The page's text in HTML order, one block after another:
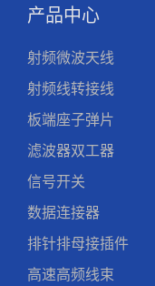
产品中心
射频微波天线
射频线转接线
板端座子弹片
滤波器双工器
信号开关
数据连接器
排针排母接插件
高速高频线束